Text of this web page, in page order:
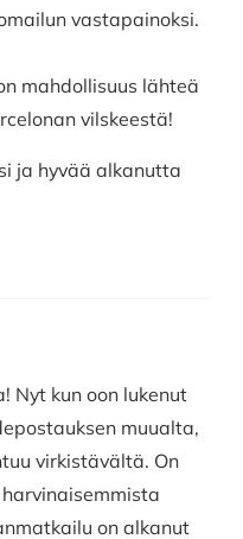
vastapainoksi.
mahdollisuus lähteä
vilskeestä!
ja hyvää alkanutta
Nyt kun oon lukenut
muualta,
virkistävältä. On
on alkanut